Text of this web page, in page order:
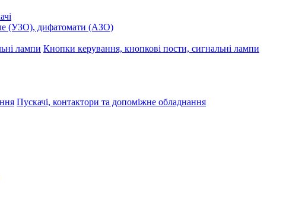
(УЗО), дифатомати (АЗО)
Кнопки керування, кнопкові пости, сигнальні лампи
Пускачі, контактори та допоміжне обладнання